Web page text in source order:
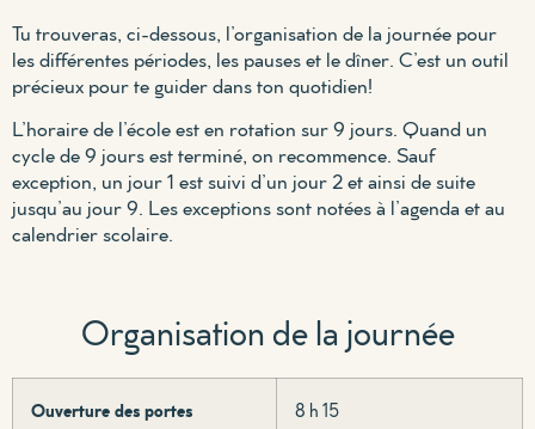
Tu trouveras, ci-dessous, l’organisation de la journée pour
les différentes périodes, les pauses et le dîner. C’est un outil
précieux pour te guider dans ton quotidien!
L’horaire de l’école est en rotation sur 9 jours. Quand un
cycle de 9 jours est terminé, on recommence. Sauf
exception, un jour 1 est suivi d’un jour 2 et ainsi de suite
jusqu’au jour 9. Les exceptions sont notées à l’agenda et au
calendrier scolaire.
Organisation de la journée
Ouverture des portes 8 h 15